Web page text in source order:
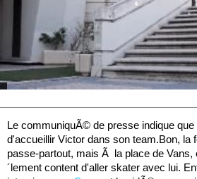
Le communiquÃ© de presse indique que
d'accueillir Victor dans son team.Bon, la
passe-partout, mais Ã la place de Vans,
´lement content d'aller skater avec lui.